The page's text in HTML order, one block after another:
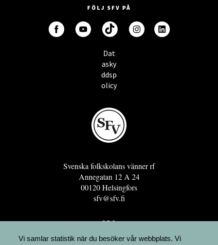
FÖLJ SFV PÅ
Dat
asky
ddsp
olicy
Svenska folkskolans vänner rf
Annegatan 12 A 24
00120 Helsingfors
sfv@sfv.fi
GRO
FÖRENINGSRESURSEN
Vi samlar statistik när du besöker vår webbplats. Vi